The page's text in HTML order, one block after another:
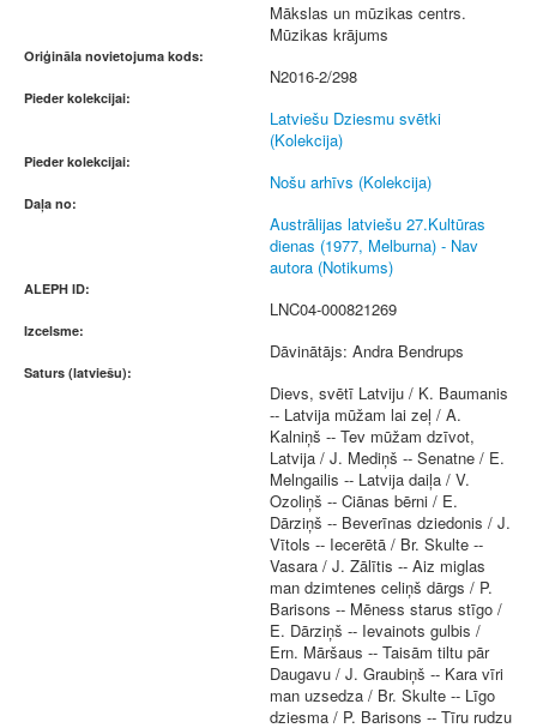
Mākslas un mūzikas centrs.
Mūzikas krājums
Oriģināla novietojuma kods:
N2016-2/298
Pieder kolekcijai:
Latviešu Dziesmu svētki
(Kolekcija)
Pieder kolekcijai:
Nošu arhīvs (Kolekcija)
Daļa no:
Austrālijas latviešu 27.Kultūras
dienas (1977, Melburna) - Nav
autora (Notikums)
ALEPH ID:
LNC04-000821269
Izcelsme:
Dāvinātājs: Andra Bendrups
Saturs (latviešu):
Dievs, svētī Latviju / K. Baumanis
-- Latvija mūžam lai zeļ / A.
Kalniņš -- Tev mūžam dzīvot,
Latvija / J. Mediņš -- Senatne / E.
Melngailis -- Latvija daiļa / V.
Ozoliņš -- Ciānas bērni / E.
Dārziņš -- Beverīnas dziedonis / J.
Vītols -- Iecerētā / Br. Skulte --
Vasara / J. Zālītis -- Aiz miglas
man dzimtenes celiņš dārgs / P.
Barisons -- Mēness starus stīgo /
E. Dārziņš -- Ievainots gulbis /
Ern. Māršaus -- Taisām tiltu pār
Daugavu / J. Graubiņš -- Kara vīri
man uzsedza / Br. Skulte -- Līgo
dziesma / P. Barisons -- Tīru rudzu